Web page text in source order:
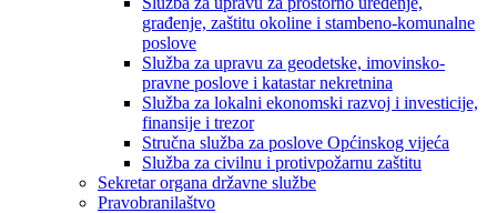
građenje, zaštitu okoline i stambeno-komunalne
poslove
Služba za upravu za geodetske, imovinsko-
pravne poslove i katastar nekretnina
Služba za lokalni ekonomski razvoj i investicije,
finansije i trezor
Stručna služba za poslove Općinskog vijeća
Služba za civilnu i protivpožarnu zaštitu
Sekretar organa državne službe
Pravobranilaštvo